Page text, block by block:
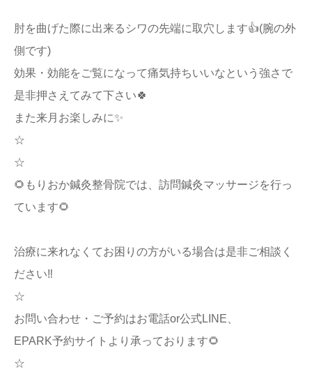
肘を曲げた際に出来るシワの先端に取穴します👍(腕の外
側です)
効果・効能をご覧になって痛気持ちいいなという強さで
是非押さえてみて下さい🍀
また来月お楽しみに✨
☆
☆
🌻もりおか鍼灸整骨院では、訪問鍼灸マッサージを行っ
ています🌻
治療に来れなくてお困りの方がいる場合は是非ご相談く
ださい‼️
☆
お問い合わせ・ご予約はお電話or公式LINE、
EPARK予約サイトより承っております🌻
☆